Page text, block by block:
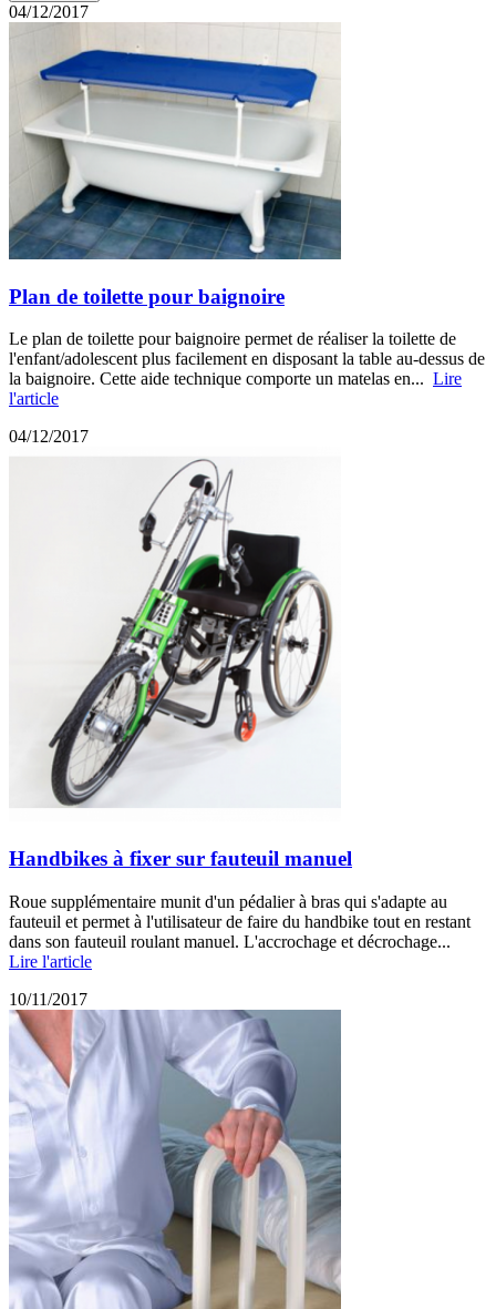
04/12/2017
Plan de toilette pour baignoire
Le plan de toilette pour baignoire permet de réaliser la toilette de
l'enfant/adolescent plus facilement en disposant la table au-dessus de
la baignoire. Cette aide technique comporte un matelas en... Lire
l'article
04/12/2017
Handbikes à fixer sur fauteuil manuel
Roue supplémentaire munit d'un pédalier à bras qui s'adapte au
fauteuil et permet à l'utilisateur de faire du handbike tout en restant
dans son fauteuil roulant manuel. L'accrochage et décrochage...
Lire l'article
10/11/2017